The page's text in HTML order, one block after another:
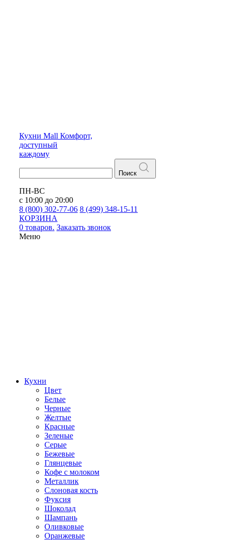
Кухни Mall Комфорт,
доступный
каждому
Поиск
ПН-ВС
с 10:00 до 20:00
8 (800) 302-77-06 8 (499) 348-15-11
КОРЗИНА
0 товаров. Заказать звонок
Меню
Кухни
Цвет
Белые
Черные
Желтые
Красные
Зеленые
Серые
Бежевые
Глянцевые
Кофе с молоком
Металлик
Слоновая кость
Фуксия
Шоколад
Шампань
Оливковые
Оранжевые